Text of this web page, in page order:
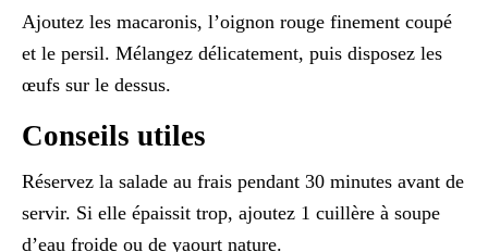
Ajoutez les macaronis, l’oignon rouge finement coupé
et le persil. Mélangez délicatement, puis disposez les
œufs sur le dessus.
Conseils utiles
Réservez la salade au frais pendant 30 minutes avant de
servir. Si elle épaissit trop, ajoutez 1 cuillère à soupe
d’eau froide ou de yaourt nature.